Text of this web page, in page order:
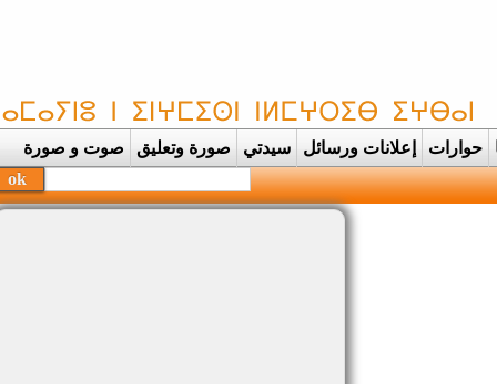
حوارات إعلانات ورسائل سيدتي صورة وتعليق صوت و صورة